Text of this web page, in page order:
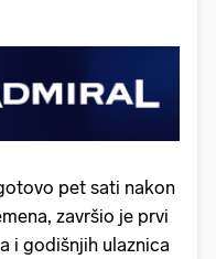
pet sati nakon
završio je prvi
i godišnjih ulaznica